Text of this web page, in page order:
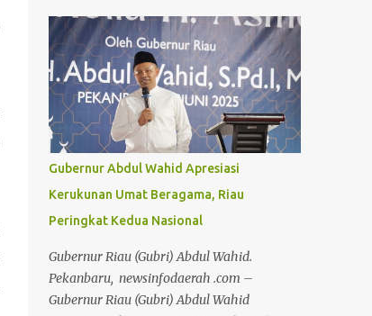
dasar membangun, selain sumer daya
manusia dan potensi alam, yang paling
penting adalah kedamaian. Jika damai,
ketertiban bisa dibangun," ucap Gubri saat
menghadiri acara penyembelihan hewan
kurban oleh Forum Kerukunan Umat
Beragama (FKUB) di Kantor Badan
Kesatuan Bangsa dan Politik (Kesbangpol)
Provinsi Riau, Senin (9/6/2025). Provinsi
Riau saat ini menempati posisi kedua dalam
nasional. Gubri sampaikan, merawat
kerukunan sama pentingnya dengan
mencapai kerukunan itu sendiri.
Gubernur Abdul Wahid Apresiasi
Kerukunan Umat Beragama, Riau
Peringkat Kedua Nasional
Gubernur Riau (Gubri) Abdul Wahid.
Pekanbaru, newsinfodaerah .com –
Gubernur Riau (Gubri) Abdul Wahid